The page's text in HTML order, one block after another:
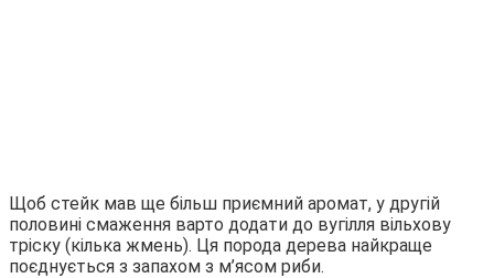
Щоб стейк мав ще більш приємний аромат, у другій
половині смаження варто додати до вугілля вільхову
тріску (кілька жмень). Ця порода дерева найкраще
поєднується з запахом з м’ясом риби.